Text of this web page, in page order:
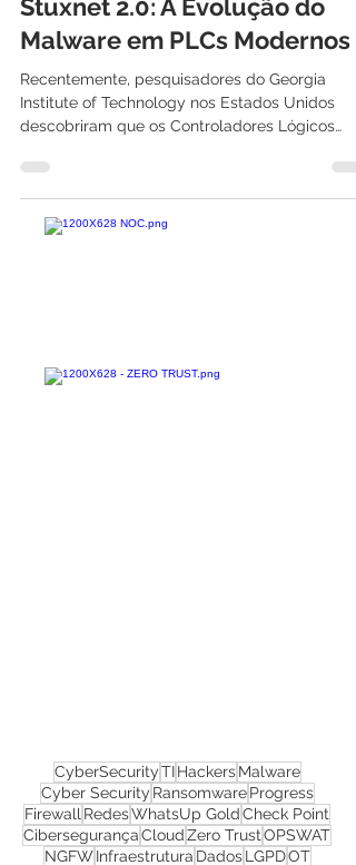
7 de mar. de 2024
3 min de leitura
Stuxnet 2.0: A Evolução do
Malware em PLCs Modernos
Recentemente, pesquisadores do Georgia
descobriram que os Controladores Lógicos
Programáveis...
CyberSecurityTIHackersMalware
Cyber SecurityRansomwareProgress